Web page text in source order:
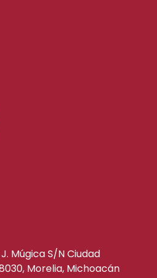
Múgica S/N Ciudad
Morelia, Michoacán